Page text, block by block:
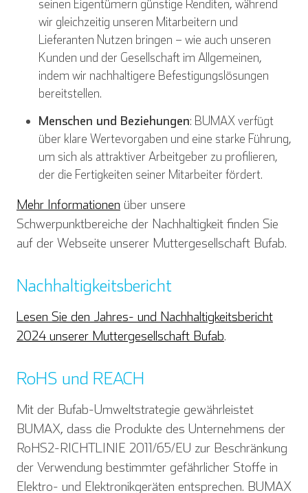
seinen Eigentümern günstige Renditen, während
wir gleichzeitig unseren Mitarbeitern und
Lieferanten Nutzen bringen – wie auch unseren
Kunden und der Gesellschaft im Allgemeinen,
indem wir nachhaltigere Befestigungslösungen
bereitstellen.
Menschen und Beziehungen: BUMAX verfügt
über klare Wertevorgaben und eine starke Führung,
um sich als attraktiver Arbeitgeber zu profilieren,
der die Fertigkeiten seiner Mitarbeiter fördert.
Mehr Informationen über unsere
Schwerpunktbereiche der Nachhaltigkeit finden Sie
auf der Webseite unserer Muttergesellschaft Bufab.
Nachhaltigkeitsbericht
Lesen Sie den Jahres- und Nachhaltigkeitsbericht
2024 unserer Muttergesellschaft Bufab.
RoHS und REACH
Mit der Bufab-Umweltstrategie gewährleistet
BUMAX, dass die Produkte des Unternehmens der
RoHS2-RICHTLINIE 2011/65/EU zur Beschränkung
der Verwendung bestimmter gefährlicher Stoffe in
Elektro- und Elektronikgeräten entsprechen. BUMAX